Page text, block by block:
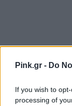
Pink.gr - Do
If you wish to
processing of